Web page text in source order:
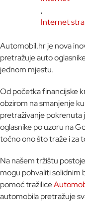
,
Internet
Automobil.hr je nova
pretražuje auto
jednom mjestu.
Od početka financijske
obzirom na smanjenje
pretraživanje pokrenuta
oglasnike po uzoru na
točno ono što traže i za
Na našem tržištu
mogu pohvaliti solidnim
pomoć tražilice
automobila pretražuje